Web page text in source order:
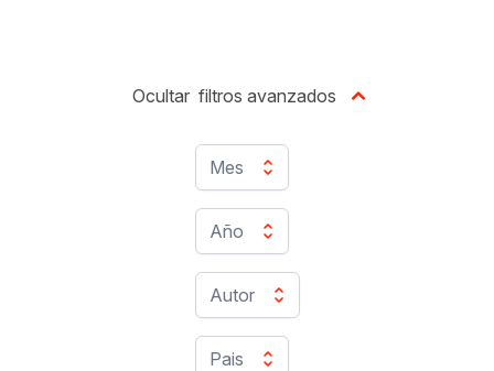
Mes
Año
Autor
Pais
Ocultar filtros avanzados